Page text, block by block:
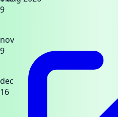
9
nov
9
dec
16